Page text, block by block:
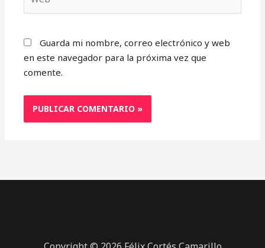
Guarda mi nombre, correo electrónico y web
en este navegador para la próxima vez que
comente.